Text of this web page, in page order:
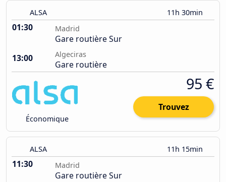
ALSA 11h 30min
01:30 Madrid
Gare routière Sur
13:00
Algeciras
Gare routière
Économique
95 €
Trouvez
ALSA 11h 15min
11:30 Madrid
Gare routière Sur